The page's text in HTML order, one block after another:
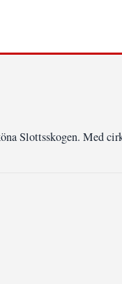
Slottsskogen.